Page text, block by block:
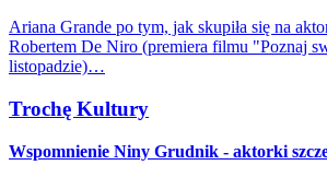
Ariana Grande po tym, jak skupiła się na
Robertem De Niro (premiera filmu "Poznaj
listopadzie)…
Trochę Kultury
Wspomnienie Niny Grudnik - aktorki